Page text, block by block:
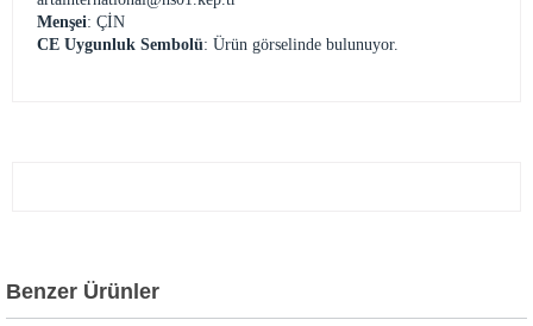
Menşei: ÇİN
CE Uygunluk Sembolü: Ürün görselinde bulunuyor.
Benzer Ürünler